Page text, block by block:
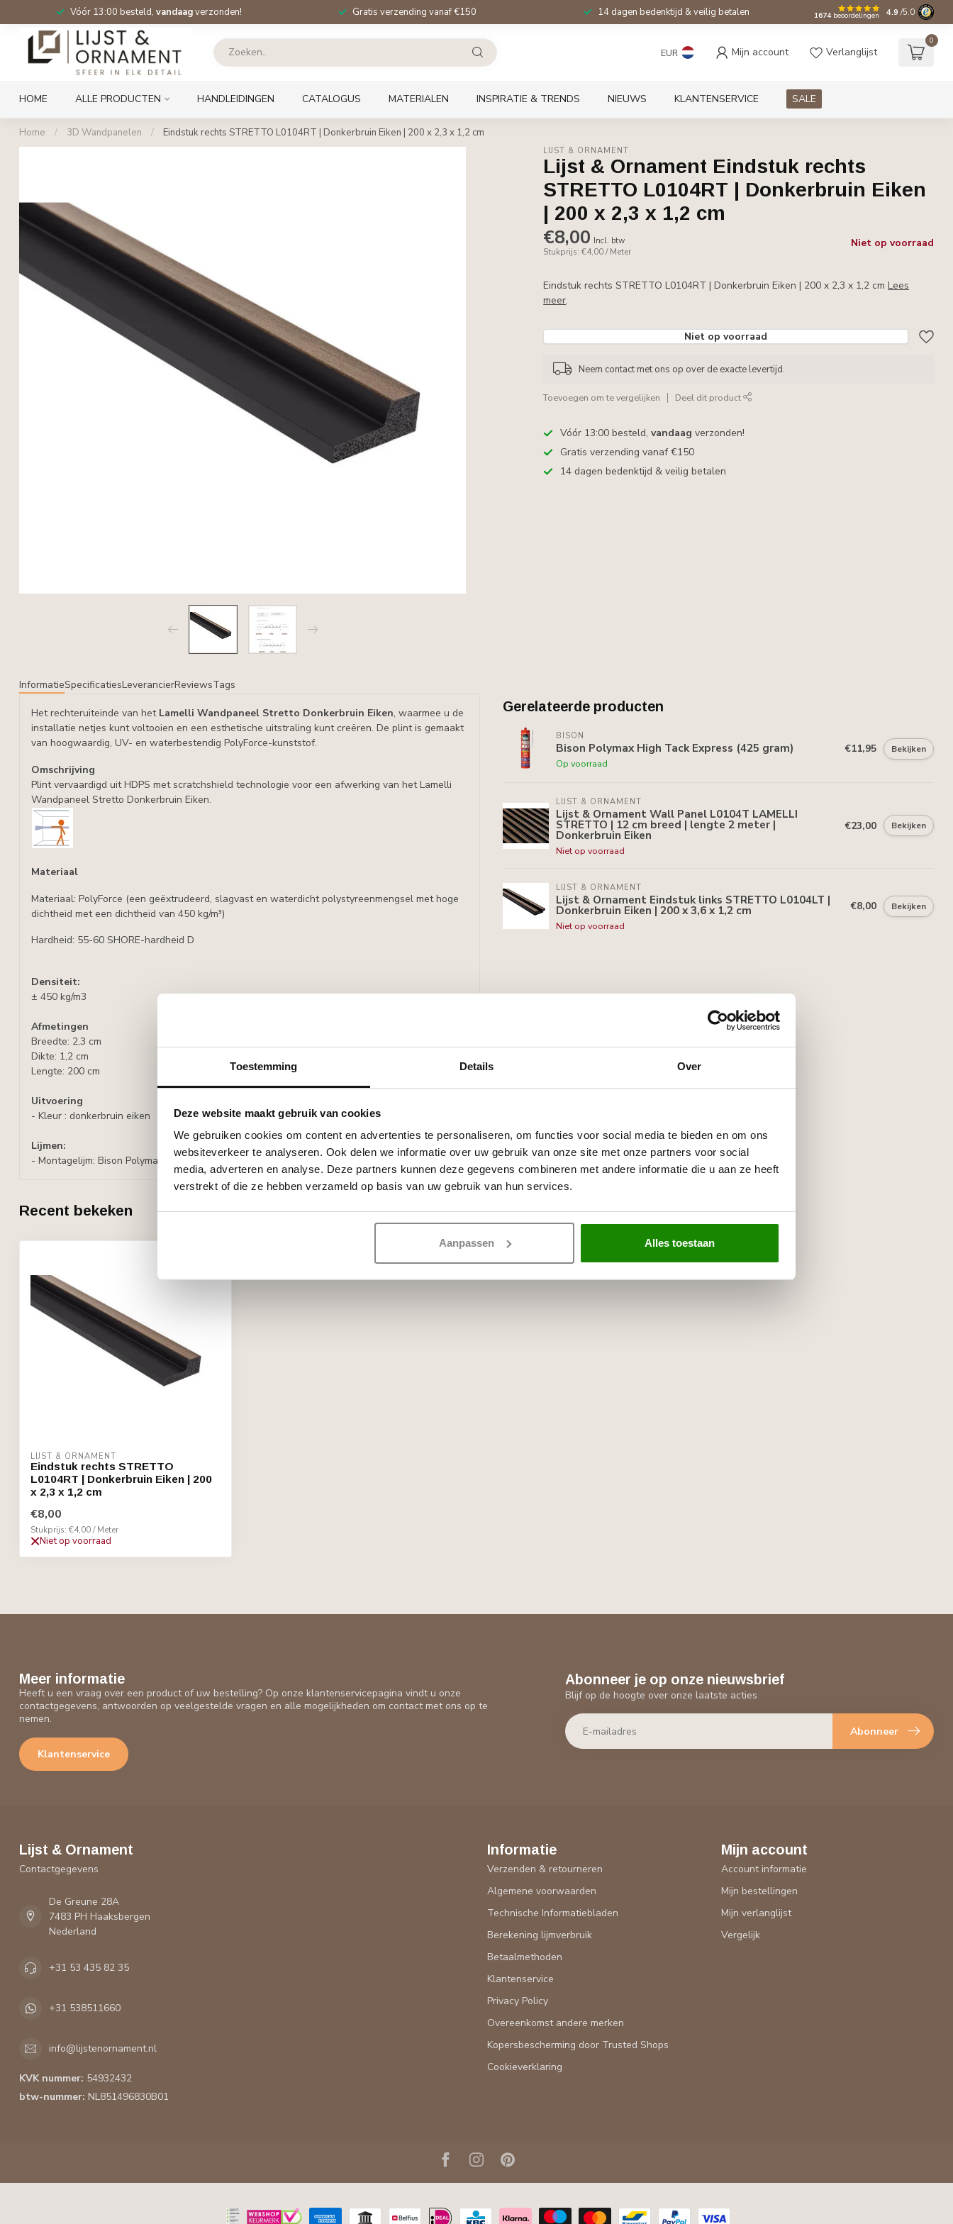
Toestemming Details Over
Deze website maakt gebruik van cookies
We gebruiken cookies om content en advertenties te personaliseren, om functies voor social media te bieden en om ons
websiteverkeer te analyseren. Ook delen we informatie over uw gebruik van onze site met onze partners voor social
media, adverteren en analyse. Deze partners kunnen deze gegevens combineren met andere informatie die u aan ze heeft
verstrekt of die ze hebben verzameld op basis van uw gebruik van hun services.
Aanpassen Alles toestaan
Vóór 13:00 besteld, vandaagverzonden! Gratis verzending vanaf €150 14 dagen bedenktijd & veilig betalen 1674beoordelingen 4.9 /5.0
EUR Mijn account Verlanglijst
0
HOME ALLE PRODUCTEN HANDLEIDINGEN CATALOGUS MATERIALEN INSPIRATIE & TRENDS NIEUWS KLANTENSERVICE SALE
Home / 3D Wandpanelen / Eindstuk rechts STRETTO L0104RT | Donkerbruin Eiken | 200 x 2,3 x 1,2 cm
LIJST & ORNAMENT
Lijst & Ornament Eindstuk rechts
STRETTO L0104RT | Donkerbruin Eiken
| 200 x 2,3 x 1,2 cm
€8,00 Incl. btw
Stukprijs: €4,00 / Meter
Niet op voorraad
Eindstuk rechts STRETTO L0104RT | Donkerbruin Eiken | 200 x 2,3 x 1,2 cmLees
meer.
Niet op voorraad
Neem contact met ons op over de exacte levertijd.
Toevoegen om te vergelijken Deel dit product
Vóór 13:00 besteld,vandaag verzonden!
Gratis verzending vanaf €150
14 dagen bedenktijd & veilig betalen
InformatieSpecificatiesLeverancierReviewsTags
Het rechteruiteinde van het Lamelli Wandpaneel Stretto Donkerbruin Eiken, waarmee u de
installatie netjes kunt voltooien en een esthetische uitstraling kunt creëren. De plint is gemaakt
van hoogwaardig, UV- en waterbestendig PolyForce-kunststof.
Omschrijving
Plint vervaardigd uit HDPS met scratchshield technologie voor een afwerking van het Lamelli
Wandpaneel Stretto Donkerbruin Eiken.
Materiaal
Materiaal: PolyForce (een geëxtrudeerd, slagvast en waterdicht polystyreenmengsel met hoge
dichtheid met een dichtheid van 450 kg/m³)
Hardheid: 55-60 SHORE-hardheid D
Densiteit:
± 450 kg/m3
Afmetingen
Breedte: 2,3 cm
Dikte: 1,2 cm
Lengte: 200 cm
Uitvoering
- Kleur : donkerbruin eiken
Lijmen:
- Montagelijm: Bison Polymax High Tack Express
Gerelateerde producten
BISON
Bison Polymax High Tack Express (425 gram)
Op voorraad
€11,95 Bekijken
LIJST & ORNAMENT
Lijst & Ornament Wall Panel L0104T LAMELLI
STRETTO | 12 cm breed | lengte 2 meter |
Donkerbruin Eiken
Niet op voorraad
€23,00 Bekijken
LIJST & ORNAMENT
Lijst & Ornament Eindstuk links STRETTO L0104LT |
Donkerbruin Eiken | 200 x 3,6 x 1,2 cm
Niet op voorraad
€8,00 Bekijken
Recent bekeken
LIJST & ORNAMENT
Eindstuk rechts STRETTO
L0104RT | Donkerbruin Eiken | 200
x 2,3 x 1,2 cm
€8,00
Stukprijs: €4,00 / Meter
Niet op voorraad
Meer informatie
Heeft u een vraag over een product of uw bestelling? Op onze klantenservicepagina vindt u onze
contactgegevens, antwoorden op veelgestelde vragen en alle mogelijkheden om contact met ons op te
nemen.
Klantenservice
Abonneer je op onze nieuwsbrief
Blijf op de hoogte over onze laatste acties
Abonneer
Lijst & Ornament
Contactgegevens
De Greune 28A
7483 PH Haaksbergen
Nederland
+31 53 435 82 35
+31 538511660
info@lijstenornament.nl
KVK nummer: 54932432
btw-nummer: NL851496830B01
Informatie
Verzenden & retourneren
Algemene voorwaarden
Technische Informatiebladen
Berekening lijmverbruik
Betaalmethoden
Klantenservice
Privacy Policy
Overeenkomst andere merken
Kopersbescherming door Trusted Shops
Cookieverklaring
Mijn account
Account informatie
Mijn bestellingen
Mijn verlanglijst
Vergelijk